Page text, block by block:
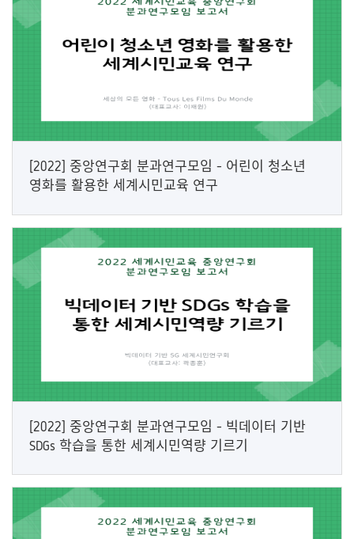
[2022] 중앙연구회 분과연구모임 - 어린이 청소년
영화를 활용한 세계시민교육 연구
[2022] 중앙연구회 분과연구모임 - 빅데이터 기반
SDGs 학습을 통한 세계시민역량 기르기